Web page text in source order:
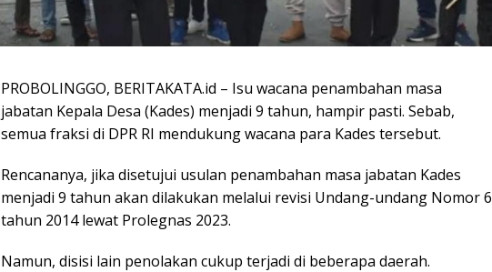
PROBOLINGGO, BERITAKATA.id – Isu wacana penambahan masa
jabatan Kepala Desa (Kades) menjadi 9 tahun, hampir pasti. Sebab,
semua fraksi di DPR RI mendukung wacana para Kades tersebut.
Rencananya, jika disetujui usulan penambahan masa jabatan Kades
menjadi 9 tahun akan dilakukan melalui revisi Undang-undang Nomor 6
tahun 2014 lewat Prolegnas 2023.
Namun, disisi lain penolakan cukup terjadi di beberapa daerah.